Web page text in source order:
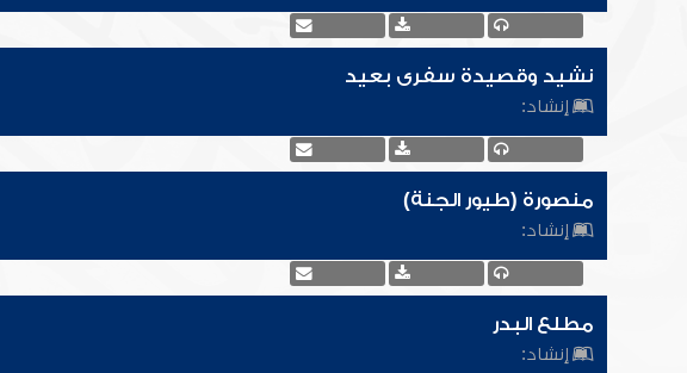
نشيد وقصيدة سفرى بعيد
إنشاد:
منصورة (طيور الجنة)
إنشاد:
مطلع البدر
إنشاد: